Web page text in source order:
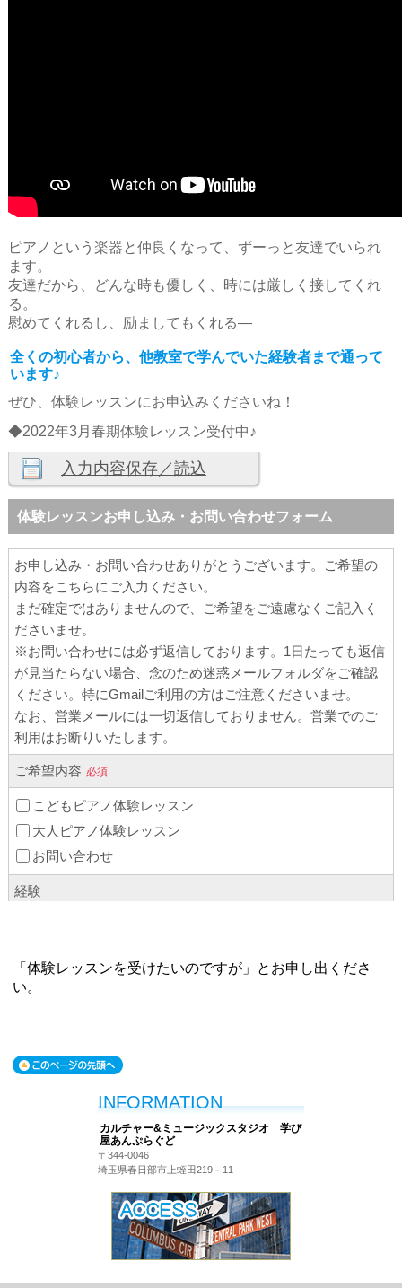
ピアノという楽器と仲良くなって、ずーっと友達でいられ
ます。
友達だから、どんな時も優しく、時には厳しく接してくれ
る。
慰めてくれるし、励ましてもくれる―
全くの初心者から、他教室で学んでいた経験者まで通って
います♪
ぜひ、体験レッスンにお申込みくださいね！
◆2022年3月春期体験レッスン受付中♪
「体験レッスンを受けたいのですが」とお申し出くださ
い。
INFORMATION
カルチャー&ミュージックスタジオ 学び
屋あんぷらぐど
〒344-0046
埼玉県春日部市上蛭田219－11